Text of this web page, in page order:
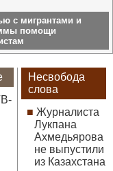
с мигрантами и
помощи
Несвобода
слова
Журналиста
Лукпана
Ахмедьярова
не выпустили
из Казахстана